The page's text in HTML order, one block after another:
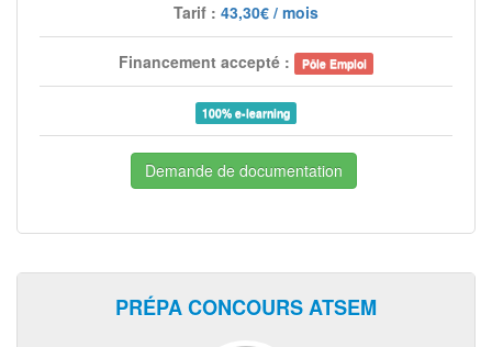
Tarif : 43,30€ / mois
Financement accepté : Pôle Emploi
100% e-learning
Demande de documentation
PRÉPA CONCOURS ATSEM